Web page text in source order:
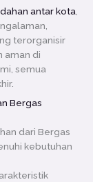
antar kota,
terorganisir
aman di
semua
Bergas
dari Bergas
kebutuhan